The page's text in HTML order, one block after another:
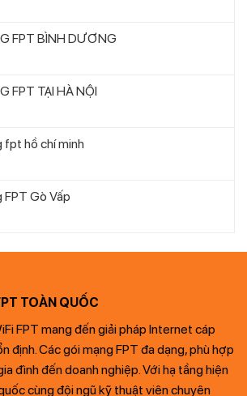
FPT BÌNH DƯƠNG
FPT TẠI HÀ NỘI
fpt hồ chí minh
FPT Gò Vấp
TOÀN QUỐC
FPT mang đến giải pháp Internet cáp
định. Các gói mạng FPT đa dạng, phù hợp
đình đến doanh nghiệp. Với hạ tầng hiện
cùng đội ngũ kỹ thuật viên chuyên